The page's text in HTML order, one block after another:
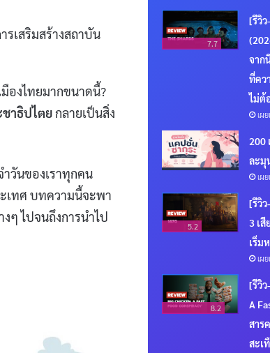
เสริมสร้างสถาบัน
องไทยมากขนาดนี้?
าธิปไตยกลายเป็นสิ่ง
วันของเราทุกคน
เทศ บทความนี้จะพา
ๆ ไปจนถึงการนำไป
7.7
[รีวิว
จาก
ที่คว
ไม่ต้
เผ
200
ละมุ
เผ
5.2
[รีวิว
3 เ
เริ่ม
เผ
8.2
[รีวิว
A
สาร
สะเ